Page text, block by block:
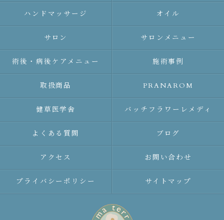
ハンドマッサージ オイル
サロン サロンメニュー
術後・病後ケアメニュー 施術事例
取扱商品 PRANAROM
健草医学舎 バッチフラワーレメディ
よくある質問 ブログ
アクセス お問い合わせ
プライバシーポリシー サイトマップ